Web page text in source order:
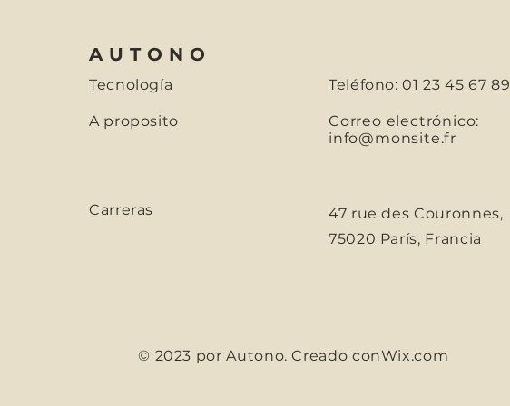
AUTONO
Tecnología
A proposito
Carreras
Teléfono: 01 23 45 67 89
Correo electrónico:
info@monsite.fr
47 rue des Couronnes,
75020 París, Francia
© 2023 por Autono. Creado conWix.com